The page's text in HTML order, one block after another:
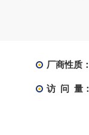
厂商性质：
访 问 量：